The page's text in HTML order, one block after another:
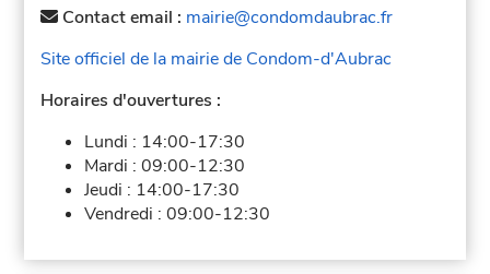
Contact email : mairie@condomdaubrac.fr
Site officiel de la mairie de Condom-d'Aubrac
Horaires d'ouvertures :
Lundi : 14:00-17:30
Mardi :09:00-12:30
Jeudi : 14:00-17:30
Vendredi :09:00-12:30